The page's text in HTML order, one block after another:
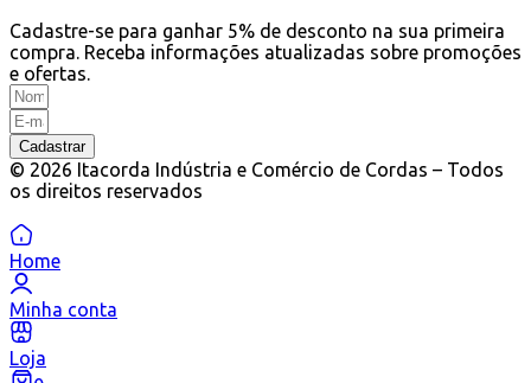
Cadastre-se para ganhar 5% de desconto na sua primeira
compra. Receba informações atualizadas sobre promoções
e ofertas.
Cadastrar
© 2026 Itacorda Indústria e Comércio de Cordas – Todos
os direitos reservados
Home
Minha conta
Loja